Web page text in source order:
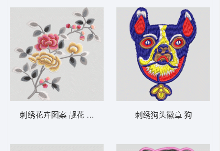
刺绣花卉图案 靓花 旗袍 刺绣狗头徽章 狗